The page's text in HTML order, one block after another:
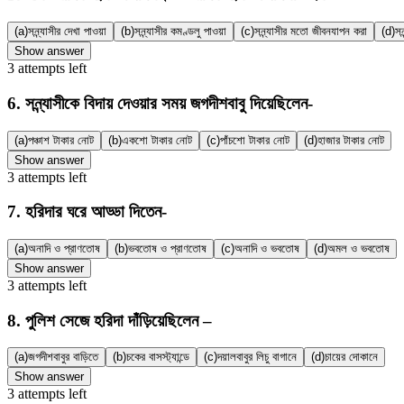
(a)সন্ন্যাসীর দেখা পাওয়া (b)সন্ন্যাসীর কমণ্ডলু পাওয়া (c)সন্ন্যাসীর মতো জীবনযাপন করা (d)
Show answer
3 attempts left
6. সন্ন্যাসীকে বিদায় দেওয়ার সময় জগদীশবাবু দিয়েছিলেন-
(a)পঞ্চাশ টাকার নোট (b)একশো টাকার নোট (c)পাঁচশো টাকার নোট (d)হাজার টাকার নোট
Show answer
3 attempts left
7. হরিদার ঘরে আড্ডা দিতেন-
(a)অনাদি ও প্রাণতোষ (b)ভবতোষ ও প্রাণতোষ (c)অনাদি ও ভবতোষ (d)অমল ও ভবতোষ
Show answer
3 attempts left
8. পুলিশ সেজে হরিদা দাঁড়িয়েছিলেন –
(a)জগদীশবাবুর বাড়িতে (b)চকের বাসস্ট্যান্ডে (c)দয়ালবাবুর লিচু বাগানে (d)চায়ের দোকানে
Show answer
3 attempts left